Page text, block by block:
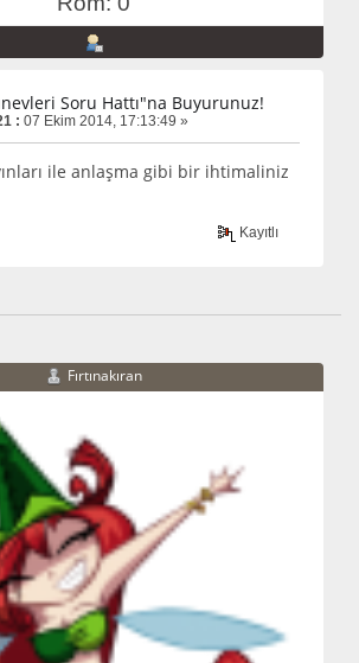
Soru Hattı"na Buyurunuz!
: 07 Ekim 2014, 17:13:49 »
ile anlaşma gibi bir ihtimaliniz
Kayıtlı
Fırtınakıran